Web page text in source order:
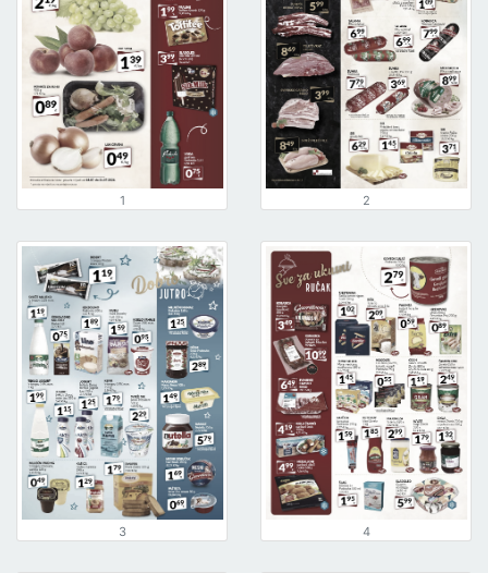
1 2
3 4